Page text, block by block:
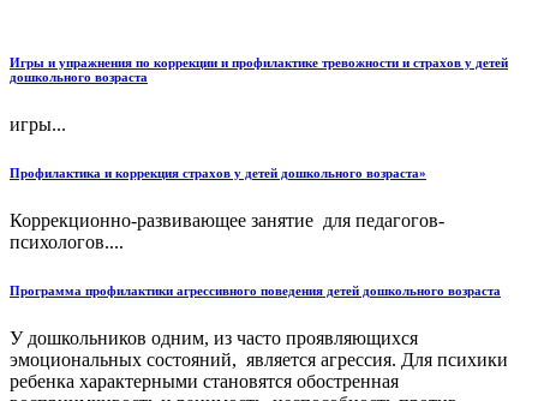
Игры и упражнения по коррекции и профилактике тревожности и страхов у детей
дошкольного возраста
игры...
Профилактика и коррекция страхов у детей дошкольного возраста»
Коррекционно-развивающее занятие для педагогов-
психологов....
Программа профилактики агрессивного поведения детей дошкольного возраста
У дошкольников одним, из часто проявляющихся
эмоциональных состояний, является агрессия. Для психики
ребенка характерными становятся обостренная